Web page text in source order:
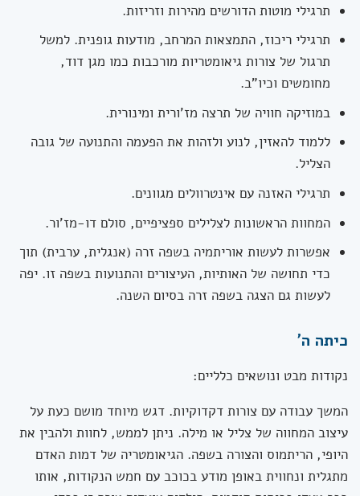
תרגילי מוטות הדורשים מהירות וזריזות.
תרגילי ריכוז, התמצאות המרחב, מודעות גופנית. למשל
תרגול של צורות גיאומטריות מורכבות כמו מגן דוד,
מחומשים וכיו"ב.
במוזיקה חוויה של תרצה מז'ורית ומינורית.
ללמוד להאזין, לנוע ולזהות את הפעמה והתנועה של גובה
הצליל.
תרגילי האזנה עם אינטרוולים מגוונים.
המחוות הראשונות לצלילים ספציפיים, סולם דו-מז'ור.
אפשרות לעשות אוריתמיה בשפה זרה (אנגלית, ערבית) תוך
כדי תחושה של האותיות, העיצורים והתנועות בשפה זו. יפה
לעשות גם הצגה בשפה זרה בסיום השנה.
כיתה ה'
נקודות מבט ונושאים כלליים:
המשך עבודה עם צורות דקדוקיות. דגש מיוחד מושם כעת על
עיצוב המחווה של צליל או מילה. ניתן לממש, לחוות ולהבין את
היופי, הריתמוס והצורה בשפה. הגיאומטריה של דמות האדם
מתגלית ונחווית באופן מודע בכוכב עם חמש הנקודות, אותו